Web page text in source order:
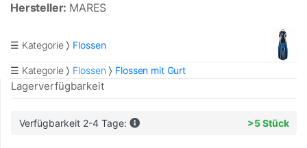
Hersteller: MARES
☰ Kategorie Flossen
☰ Kategorie Flossen Flossen mit Gurt
Lagerverfügbarkeit
Verfügbarkeit 2-4 Tage: >5 Stück